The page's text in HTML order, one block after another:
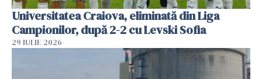
Universitatea Craiova, eliminată din Liga
Campionilor, după 2-2 cu Levski Sofia
29 IULIE 2026